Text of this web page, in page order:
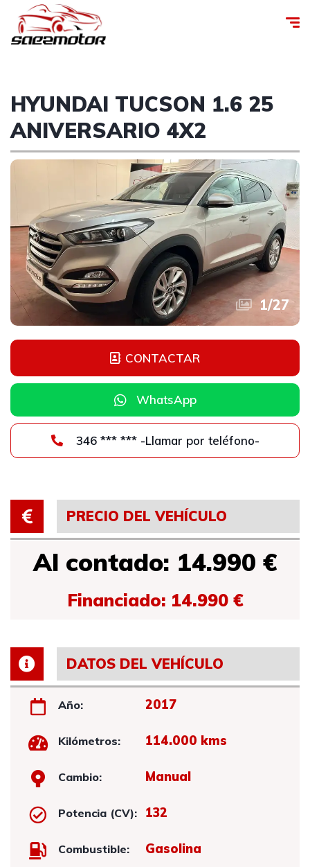
HYUNDAI TUCSON 1.6 25
ANIVERSARIO 4X2
1/27
CONTACTAR
WhatsApp
346 *** *** -Llamar por teléfono-
PRECIO DEL VEHÍCULO
Al contado: 14.990 €
Financiado: 14.990 €
DATOS DEL VEHÍCULO
Año: 2017
Kilómetros: 114.000 kms
Cambio: Manual
Potencia (CV): 132
Combustible: Gasolina